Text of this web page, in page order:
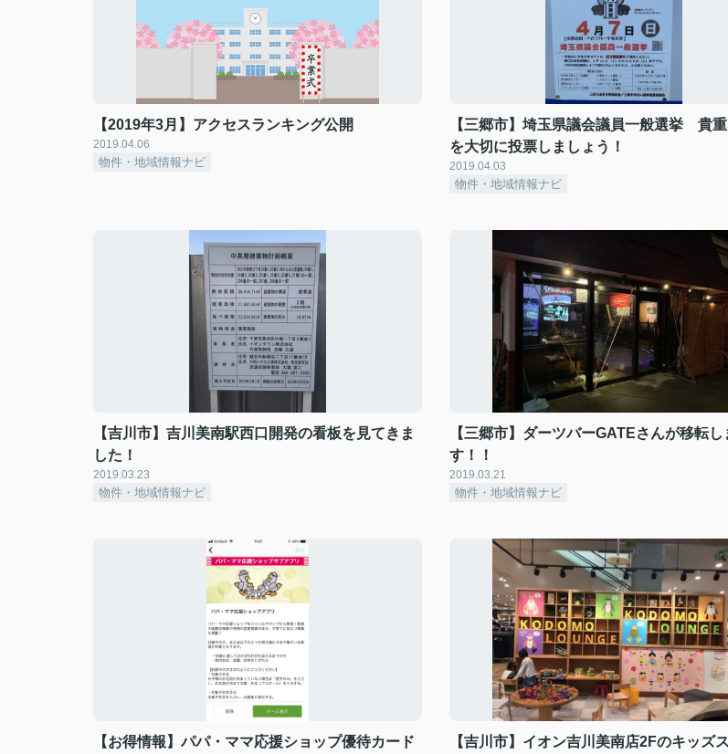
【2019年3月】アクセスランキング公開
2019.04.06
物件・地域情報ナビ
【三郷市】埼玉県議会議員一般選挙 貴
を大切に投票しましょう！
2019.04.03
物件・地域情報ナビ
【吉川市】吉川美南駅西口開発の看板を見てきま
した！
2019.03.23
物件・地域情報ナビ
【三郷市】ダーツバーGATEさんが移転し
す！！
2019.03.21
物件・地域情報ナビ
【お得情報】パパ・ママ応援ショップ優待カード
【吉川市】イオン吉川美南店2Fのキッズ